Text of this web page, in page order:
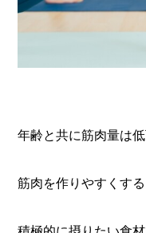
年齢と共に筋肉量は
筋肉を作りやすくす